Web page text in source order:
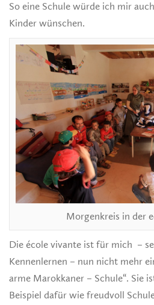
So eine Schule würde ich mir
Kinder wünschen.
Morgenkreis in der
Die école vivante ist für mich –
Kennenlernen – nun nicht mehr
arme Marokkaner – Schule“. Sie
Beispiel dafür wie freudvoll